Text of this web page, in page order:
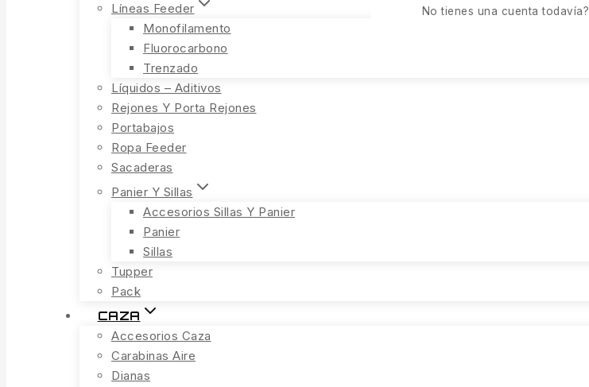
Líneas Feeder
Monofilamento
Fluorocarbono
Trenzado
Líquidos – Aditivos
Rejones Y Porta Rejones
Portabajos
Ropa Feeder
Sacaderas
Panier Y Sillas
Accesorios Sillas Y Panier
Panier
Sillas
Tupper
Pack
CAZA
Accesorios Caza
Carabinas Aire
Dianas
No tienes una cuenta todavía?